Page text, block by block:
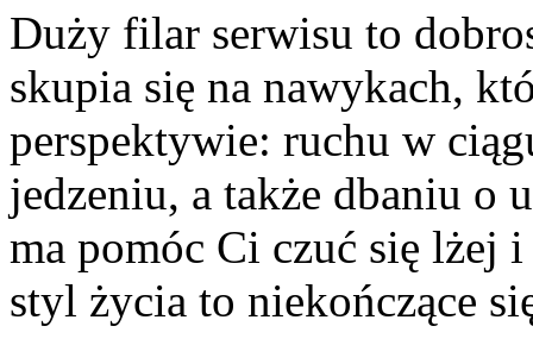
Duży filar serwisu to
skupia się na nawykach,
perspektywie: ruchu w
jedzeniu, a także dbaniu o
ma pomóc Ci czuć się lżej
styl życia to niekończące